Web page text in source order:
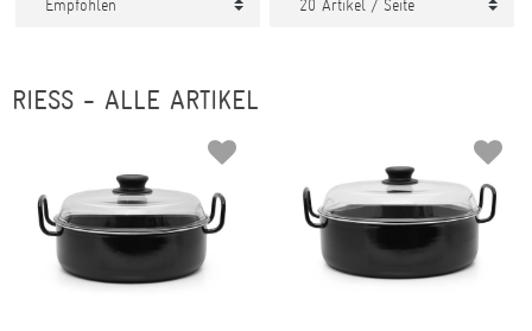
RIESS - ALLE ARTIKEL